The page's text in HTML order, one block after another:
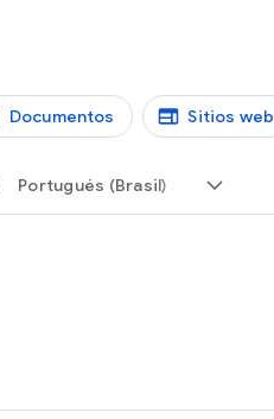
Documentos Sitios web
Portugués (Brasil)